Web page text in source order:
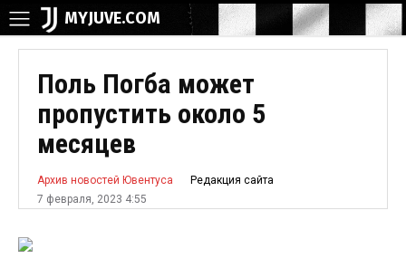
MYJUVE.COM
Поль Погба может
пропустить около 5
месяцев
Архив новостей Ювентуса
Редакция сайта
7 февраля, 2023 4:55